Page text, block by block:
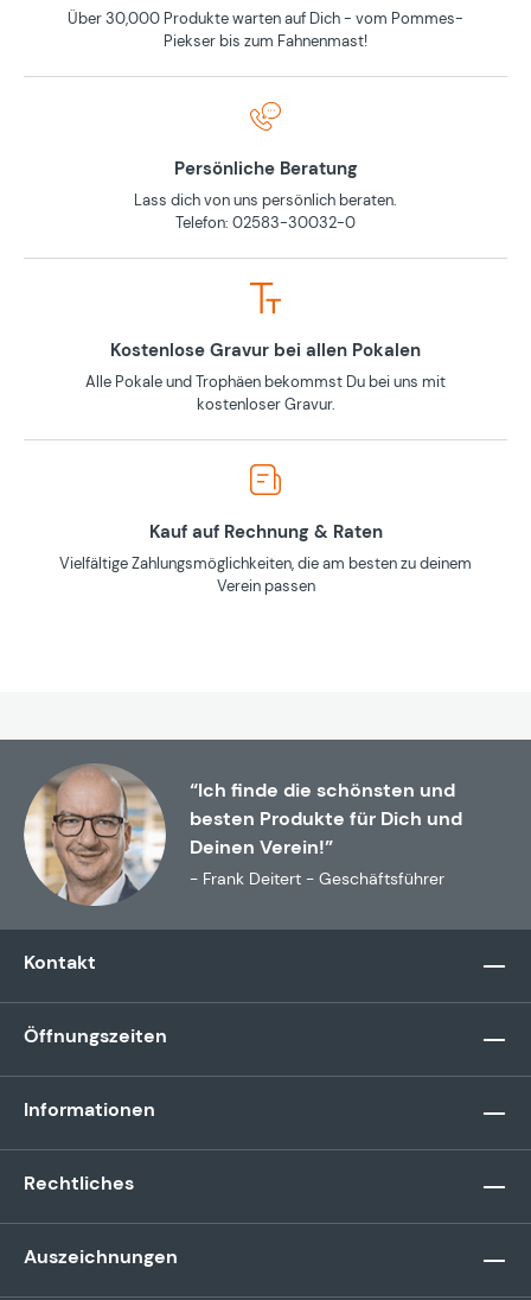
Über 30,000 Produkte warten auf Dich - vom Pommes-
Piekser bis zum Fahnenmast!
Persönliche Beratung
Lass dich von uns persönlich beraten.
Telefon: 02583-30032-0
Kostenlose Gravur bei allen Pokalen
Alle Pokale und Trophäen bekommst Du bei uns mit
kostenloser Gravur.
Kauf auf Rechnung & Raten
Vielfältige Zahlungsmöglichkeiten, die am besten zu deinem
Verein passen
“Ich finde die schönsten und
besten Produkte für Dich und
Deinen Verein!”
- Frank Deitert - Geschäftsführer
Kontakt
Öffnungszeiten
Informationen
Rechtliches
Auszeichnungen